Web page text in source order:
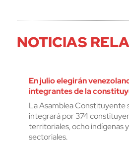
NOTICIAS
En julio elegirán
integrantes de la
La Asamblea Constituyente
integrará por 374
territoriales, ocho indígenas y
sectoriales.